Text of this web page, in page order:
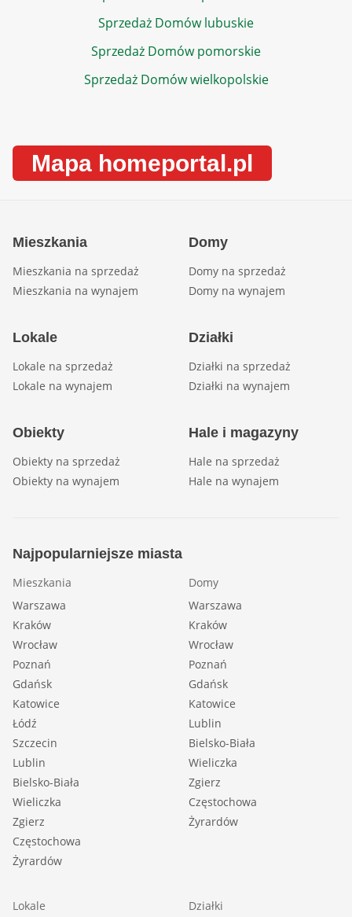
Sprzedaż Domów lubuskie
Sprzedaż Domów pomorskie
Sprzedaż Domów wielkopolskie
Mapa homeportal.pl
Mieszkania
Mieszkania na sprzedaż
Mieszkania na wynajem
Domy
Domy na sprzedaż
Domy na wynajem
Lokale
Lokale na sprzedaż
Lokale na wynajem
Działki
Działki na sprzedaż
Działki na wynajem
Obiekty
Obiekty na sprzedaż
Obiekty na wynajem
Hale i magazyny
Hale na sprzedaż
Hale na wynajem
Najpopularniejsze miasta
Mieszkania
Warszawa
Kraków
Wrocław
Poznań
Gdańsk
Katowice
Łódź
Szczecin
Lublin
Bielsko-Biała
Wieliczka
Zgierz
Częstochowa
Żyrardów
Domy
Warszawa
Kraków
Wrocław
Poznań
Gdańsk
Katowice
Lublin
Bielsko-Biała
Wieliczka
Zgierz
Częstochowa
Żyrardów
Lokale
Działki